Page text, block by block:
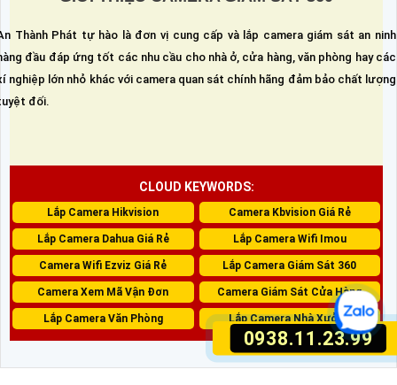
0938.11.23.99
Thành Phát tự hào là đơn vị cung cấp và lắp camera giám sát an ninh
đầu đáp ứng tốt các nhu cầu cho nhà ở, cửa hàng, văn phòng hay các
nghiệp lớn nhỏ khác với camera quan sát chính hãng đảm bảo chất lượng
đối.
CLOUD KEYWORDS:
Lắp Camera Hikvision Camera Kbvision Giá Rẻ
Lắp Camera Dahua Giá Rẻ Lắp Camera Wifi Imou
Camera Wifi Ezviz Giá Rẻ Lắp Camera Giám Sát 360
Camera Xem Mã Vận Đơn Camera Giám Sát Cửa Hàng
Lắp Camera Văn Phòng Lắp Camera Nhà Xưởng